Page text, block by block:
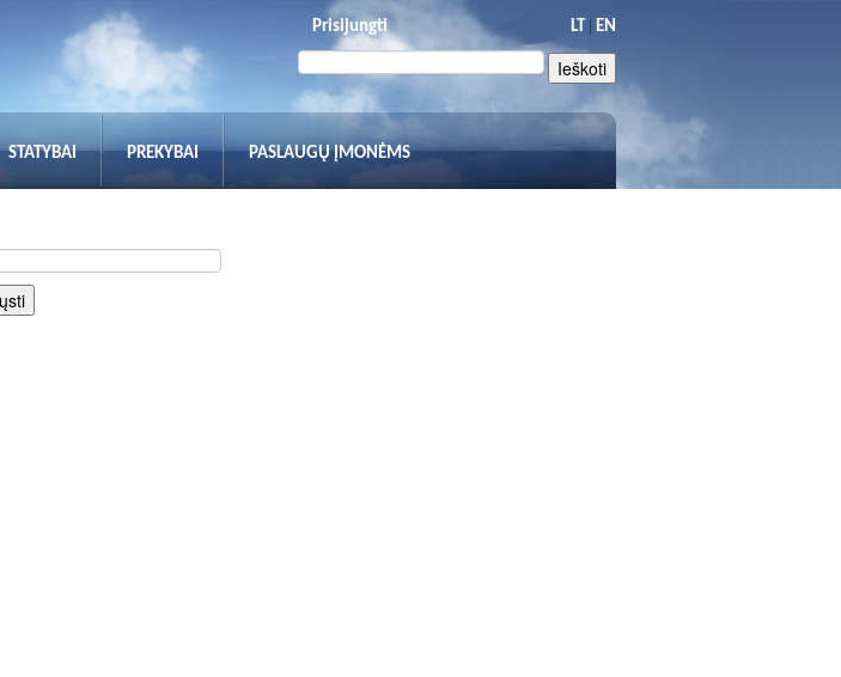
Prisijungti LT| EN
STATYBAI PREKYBAI PASLAUGŲ ĮMONĖMS